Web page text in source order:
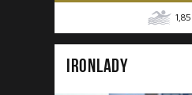
1,85
IRONLADY